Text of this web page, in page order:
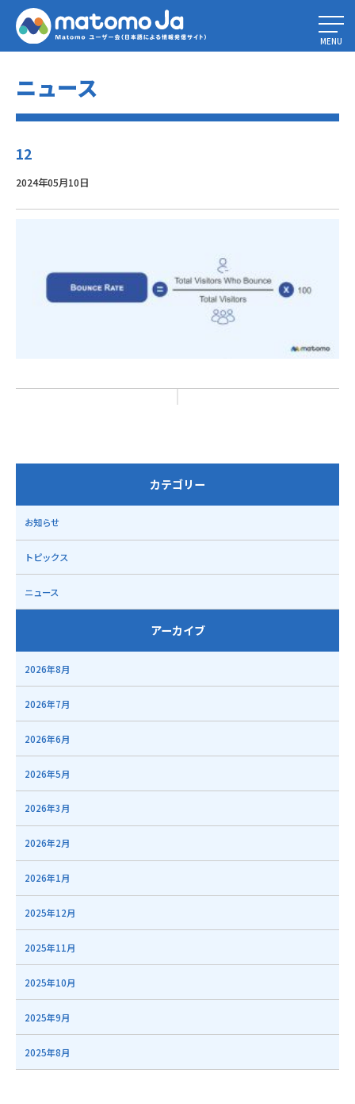
Home» 2024年に追跡・改善すべき7つのEコマース指標
MENU
ニュース
12
2024年05月10日
カテゴリー
お知らせ
トピックス
ニュース
アーカイブ
2026年8月
2026年7月
2026年6月
2026年5月
2026年3月
2026年2月
2026年1月
2025年12月
2025年11月
2025年10月
2025年9月
2025年8月